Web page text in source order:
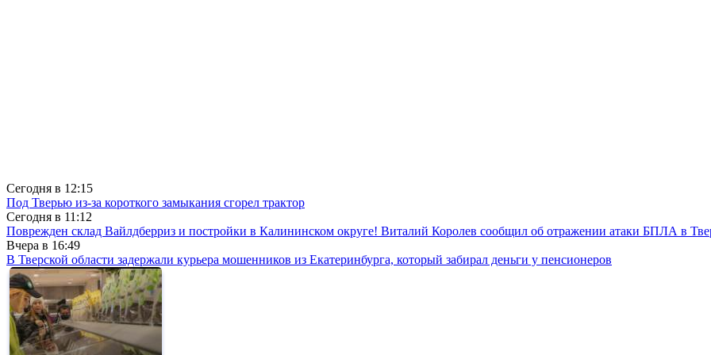
Сегодня в 12:15
Под Тверью из-за короткого замыкания сгорел трактор
Сегодня в 11:12
Поврежден склад Вайлдберриз и постройки в Калининском округе! Виталий Королев сообщил об отражении атаки БПЛА в
Вчера в 16:49
В Тверской области задержали курьера мошенников из Екатеринбурга, который забирал деньги у пенсионеров